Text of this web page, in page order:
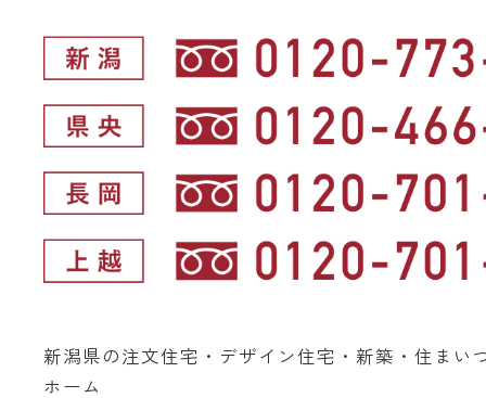
新潟県の注文住宅・デザイン住宅・新築・住まい
ホーム